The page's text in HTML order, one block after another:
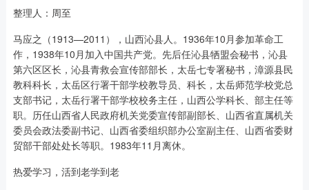
整理人：周至
马应之（1913—2011），山西沁县人。1936年10月参加革命工
作，1938年10月加入中国共产党。先后任沁县牺盟会秘书，沁县
第六区区长，沁县青救会宣传部部长，太岳七专署秘书，漳源县民
教科科长，太岳区行署干部学校教导员、科长，太岳师范学校党总
支部书记，太岳行署干部学校校务主任，山西公学科长、部主任等
职。历任山西省人民政府机关党委宣传部副部长、山西省直属机关
委员会政法委副书记、山西省委组织部办公室副主任、山西省委财
贸部干部处处长等职。1983年11月离休。
热爱学习，活到老学到老